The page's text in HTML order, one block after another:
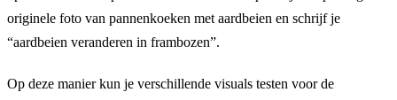
originele foto van pannenkoeken met aardbeien en schrijf je
“aardbeien veranderen in frambozen”.
Op deze manier kun je verschillende visuals testen voor de